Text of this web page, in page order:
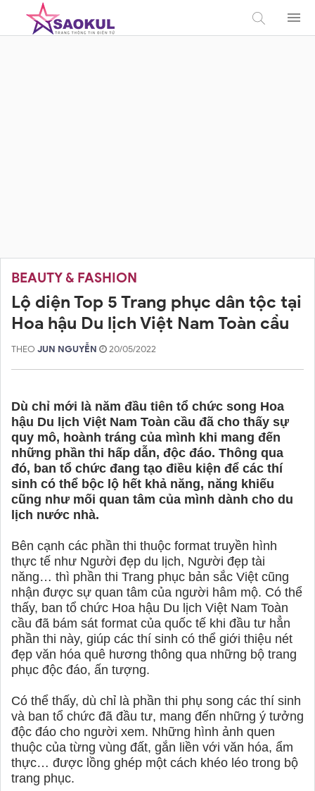
BEAUTY & FASHION
Lộ diện Top 5 Trang phục dân tộc tại
Hoa hậu Du lịch Việt Nam Toàn cầu
THEO JUN NGUYỄN 20/05/2022
Dù chỉ mới là năm đầu tiên tổ chức song Hoa
hậu Du lịch Việt Nam Toàn cầu đã cho thấy sự
quy mô, hoành tráng của mình khi mang đến
những phần thi hấp dẫn, độc đáo. Thông qua
đó, ban tổ chức đang tạo điều kiện để các thí
sinh có thể bộc lộ hết khả năng, năng khiếu
cũng như mối quan tâm của mình dành cho du
lịch nước nhà.
Bên cạnh các phần thi thuộc format truyền hình
thực tế như Người đẹp du lịch, Người đẹp tài
năng… thì phần thi Trang phục bản sắc Việt cũng
nhận được sự quan tâm của người hâm mộ. Có thể
thấy, ban tổ chức Hoa hậu Du lịch Việt Nam Toàn
cầu đã bám sát format của quốc tế khi đầu tư hẳn
phần thi này, giúp các thí sinh có thể giới thiệu nét
đẹp văn hóa quê hương thông qua những bộ trang
phục độc đáo, ấn tượng.
Có thể thấy, dù chỉ là phần thi phụ song các thí sinh
và ban tổ chức đã đầu tư, mang đến những ý tưởng
độc đáo cho người xem. Những hình ảnh quen
thuộc của từng vùng đất, gắn liền với văn hóa, ẩm
thực… được lồng ghép một cách khéo léo trong bộ
trang phục.